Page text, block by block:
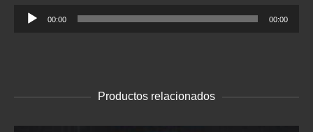
Reproductor
00:00 00:00
Productos relacionados